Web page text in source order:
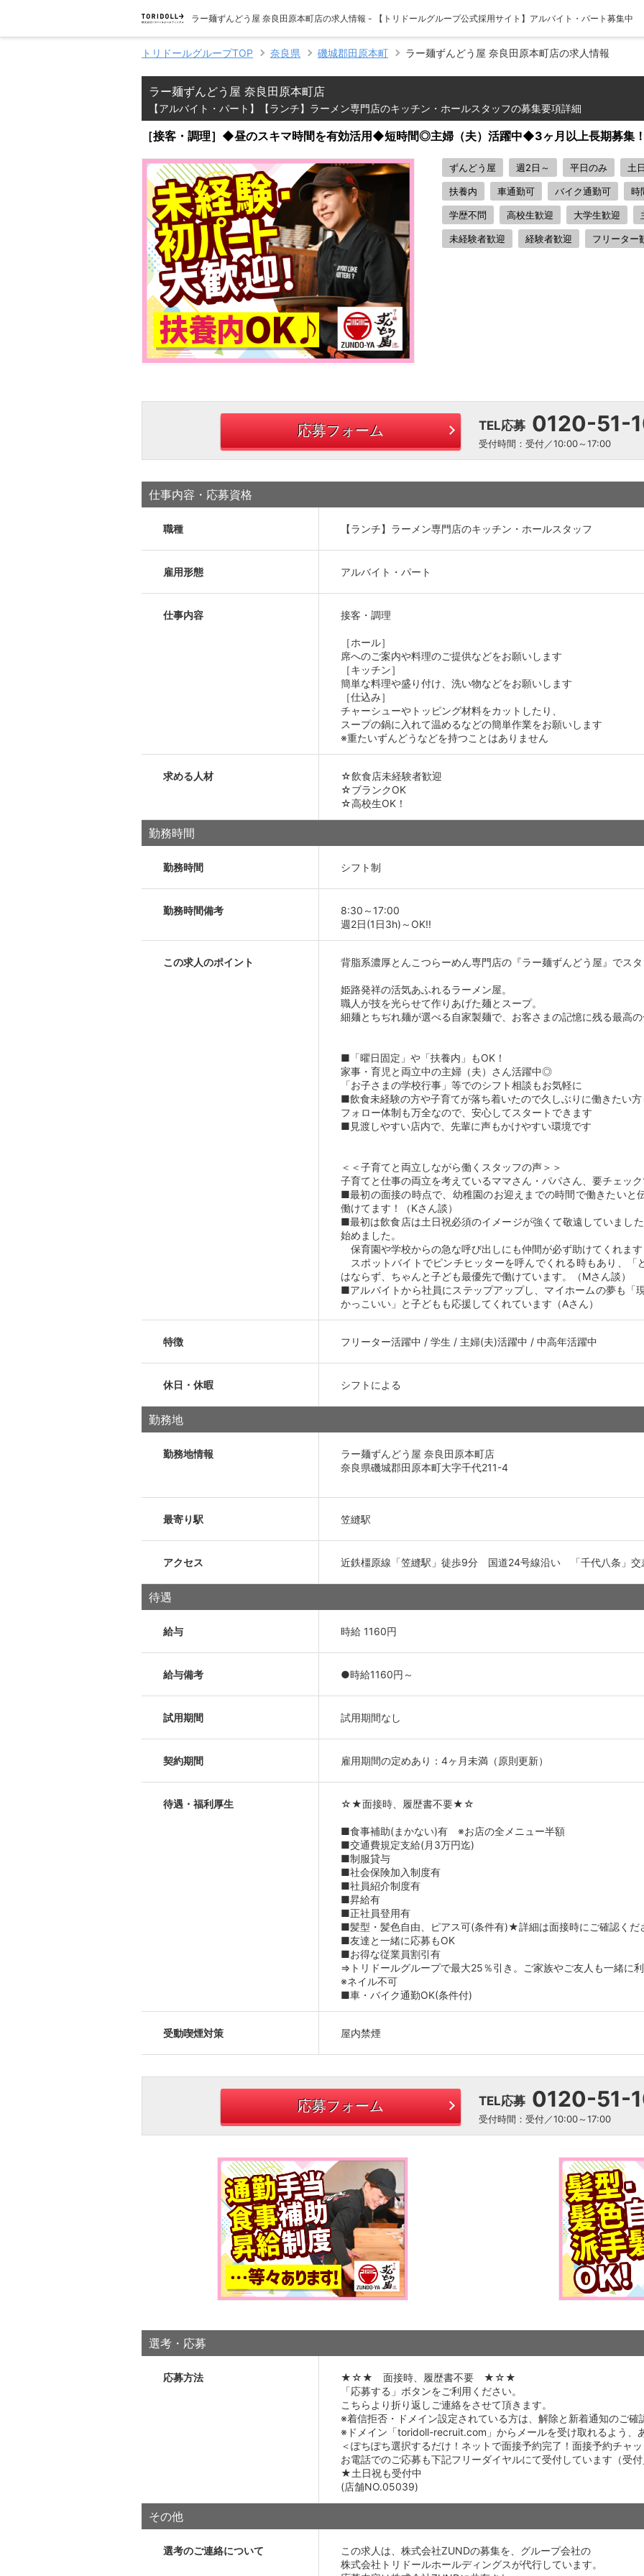
ラー麺ずんどう屋 奈良田原本町店の求人情報 - 【トリドールグループ公式採用サイト】アルバイト・パート募集中
トリドールグループTOP 奈良県 磯城郡田原本町 ラー麺ずんどう屋 奈良田原本町店の求人情報
ラー麺ずんどう屋 奈良田原本町店
【アルバイト・パート】【ランチ】ラーメン専門店のキッチン・ホールスタッフの募集要項詳細
［接客・調理］◆昼のスキマ時間を有効活用◆短時間◎主婦（夫）活躍中◆3ヶ月以上長期募集
ずんどう屋 週2日～ 平日のみ 土
扶養内 車通勤可 バイク通勤可 時
学歴不問 高校生歓迎 大学生歓迎
未経験者歓迎 経験者歓迎 フリーター
応募フォーム TEL応募 0120-51-
受付時間：受付／10:00～17:00
仕事内容・応募資格
職種 【ランチ】ラーメン専門店のキッチン・ホールスタッフ
雇用形態 アルバイト・パート
仕事内容 接客・調理
［ホール］
席へのご案内や料理のご提供などをお願いします
［キッチン］
簡単な料理や盛り付け、洗い物などをお願いします
［仕込み］
チャーシューやトッピング材料をカットしたり、
スープの鍋に入れて温めるなどの簡単作業をお願いします
※重たいずんどうなどを持つことはありません
求める人材
☆飲食店未経験者歓迎
☆ブランクOK
☆高校生OK！
勤務時間
勤務時間 シフト制
勤務時間備考
8:30～17:00
週2日(1日3h)～OK!!
この求人のポイント 背脂系濃厚とんこつらーめん専門店の『ラー麺ずんどう屋』でス
姫路発祥の活気あふれるラーメン屋。
職人が技を光らせて作りあげた麺とスープ。
細麺とちぢれ麺が選べる自家製麺で、お客さまの記憶に残る最高
■「曜日固定」や「扶養内」もOK！
家事・育児と両立中の主婦（夫）さん活躍中◎
「お子さまの学校行事」等でのシフト相談もお気軽に
■飲食未経験の方や子育てが落ち着いたので久しぶりに働きたい
フォロー体制も万全なので、安心してスタートできます
■見渡しやすい店内で、先輩に声もかけやすい環境です
＜＜子育てと両立しながら働くスタッフの声＞＞
子育てと仕事の両立を考えているママさん・パパさん、要チェッ
■最初の面接の時点で、幼稚園のお迎えまでの時間で働きたいと
働けてます！（Kさん談）
■最初は飲食店は土日祝必須のイメージが強くて敬遠していまし
始めました。
保育園や学校からの急な呼び出しにも仲間が必ず助けてくれま
スポットバイトでピンチヒッターを呼んでくれる時もあり、「
はならず、ちゃんと子ども最優先で働けています。（Mさん談）
■アルバイトから社員にステップアップし、マイホームの夢も「
かっこいい」と子どもも応援してくれています（Aさん）
特徴 フリーター活躍中 / 学生 / 主婦(夫)活躍中 / 中高年活躍中
休日・休暇 シフトによる
勤務地
勤務地情報
ラー麺ずんどう屋 奈良田原本町店
奈良県磯城郡田原本町大字千代211-4
最寄り駅 笠縫駅
アクセス 近鉄橿原線「笠縫駅」徒歩9分 国道24号線沿い 「千代八条」交
待遇
給与 時給 1160円
給与備考 ●時給1160円～
試用期間 試用期間なし
契約期間 雇用期間の定めあり：4ヶ月未満（原則更新）
待遇・福利厚生 ☆★面接時、履歴書不要★☆
■食事補助(まかない)有 ※お店の全メニュー半額
■交通費規定支給(月3万円迄)
■制服貸与
■社会保険加入制度有
■社員紹介制度有
■昇給有
■正社員登用有
■髪型・髪色自由、ピアス可(条件有)★詳細は面接時にご確認くだ
■友達と一緒に応募もOK
■お得な従業員割引有
⇒トリドールグループで最大25％引き。ご家族やご友人も一緒に
※ネイル不可
■車・バイク通勤OK(条件付)
受動喫煙対策 屋内禁煙
応募フォーム TEL応募 0120-51-
受付時間：受付／10:00～17:00
選考・応募
応募方法
★☆★ 面接時、履歴書不要 ★☆★
「応募する」ボタンをご利用ください。
こちらより折り返しご連絡をさせて頂きます。
※着信拒否・ドメイン設定されている方は、解除と新着通知のご確
※ドメイン「toridoll-recruit.com」からメールを受け取れるよう、
＜ぽちぽち選択するだけ！ネットで面接予約完了！面接予約チャ
お電話でのご応募も下記フリーダイヤルにて受付しています（受
★土日祝も受付中
(店舗NO.05039)
その他
選考のご連絡について
この求人は、株式会社ZUNDの募集を、グループ会社の
株式会社トリドールホールディングスが代行しています。